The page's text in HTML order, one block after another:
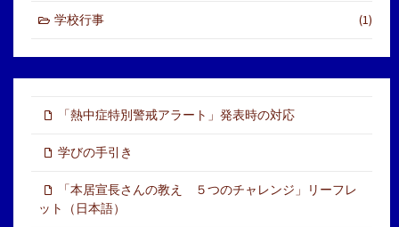
学校行事 (1)
「熱中症特別警戒アラート」発表時の対応
学びの手引き
「本居宣長さんの教え ５つのチャレンジ」リーフレ
ット（日本語）